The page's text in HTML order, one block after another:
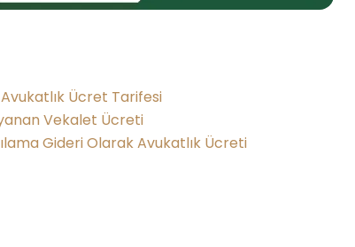
Ücret Tarifesi
Vekalet Ücreti
Gideri Olarak Avukatlık Ücreti